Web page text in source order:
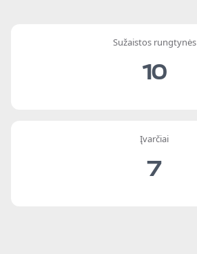
Sužaistos rungtynės
10
Įvarčiai
7